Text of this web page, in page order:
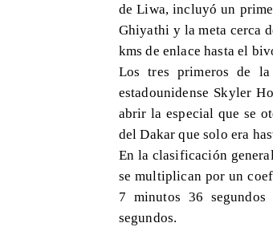
de Liwa, incluyó un
Ghiyathi y la meta cerca
kms de enlace hasta el
Los tres primeros de
estadounidense Skyler
abrir la especial que se
del Dakar que solo era
En la clasificación
se multiplican por un
7 minutos 36
segundos.